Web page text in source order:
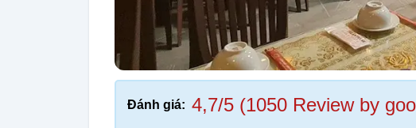
Đánh giá: 4,7/5 (1050 Review by